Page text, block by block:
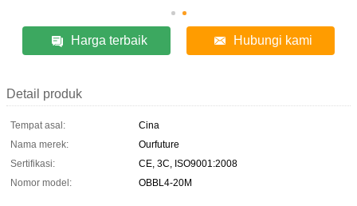
Harga terbaik Hubungi kami
Detail produk
Tempat asal:
Cina
Nama merek:
Ourfuture
Sertifikasi:
CE, 3C, ISO9001:2008
Nomor model:
OBBL4-20M